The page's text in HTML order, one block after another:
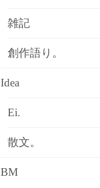
雑記
創作語り。
Idea
Ei.
散文。
BM